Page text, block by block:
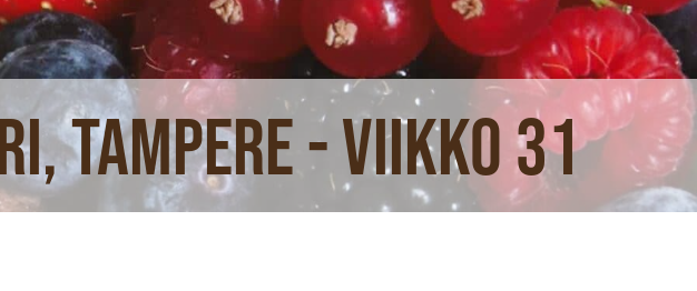
Tampere - viikko 31